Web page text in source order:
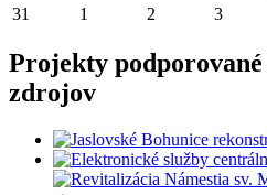
31 1 2 3
Projekty
zdrojov